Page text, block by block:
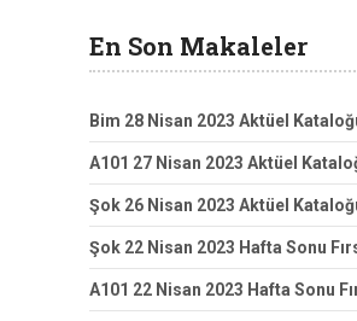
En Son Makaleler
Bim 28 Nisan 2023 Aktüel
A101 27 Nisan 2023 Aktüel
Şok 26 Nisan 2023 Aktüel
Şok 22 Nisan 2023 Hafta Sonu
A101 22 Nisan 2023 Hafta Sonu